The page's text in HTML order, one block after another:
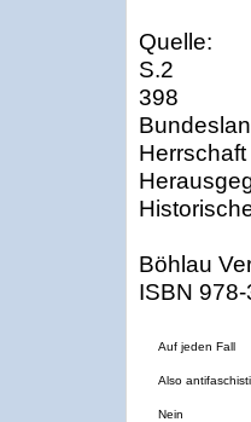
Quelle:
S.2
398
Böhlau
ISBN
Auf jeden Fall
Also
Nein